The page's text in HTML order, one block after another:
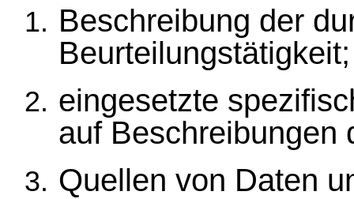
Beschreibung der
Beurteilungstätigkeit;
eingesetzte
auf Beschreibungen
Quellen von Daten